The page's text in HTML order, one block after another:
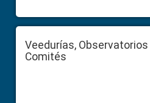
Veedurías, Observatorios
Comités